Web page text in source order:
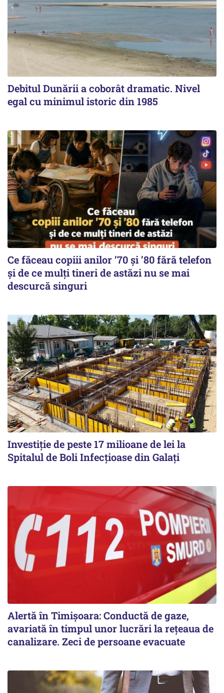
Debitul Dunării a coborât dramatic. Nivel
egal cu minimul istoric din 1985
Ce făceau copiii anilor ’70 și ’80 fără telefon
și de ce mulți tineri de astăzi nu se mai
descurcă singuri
Investiție de peste 17 milioane de lei la
Spitalul de Boli Infecțioase din Galați
Alertă în Timișoara: Conductă de gaze,
avariată în timpul unor lucrări la rețeaua de
canalizare. Zeci de persoane evacuate